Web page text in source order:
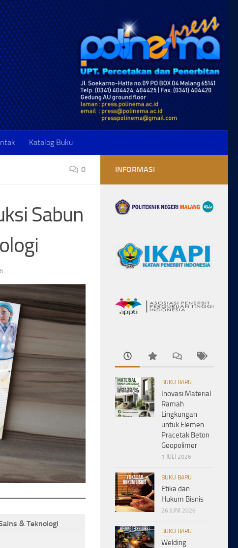
Katalog Buku
0
Sabun
& Teknologi
INFORMASI
BUKU BARU
Inovasi Material
Ramah
Lingkungan
untuk Elemen
Pracetak Beton
Geopolimer
1 JULI 2026
BUKU BARU
Etika dan
Hukum Bisnis
26 JUNI 2026
BUKU BARU
Welding